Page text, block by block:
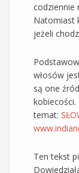
codziennie
Natomiast
jeżeli
włosów
są one
kobiecości.
temat:
Ten tekst